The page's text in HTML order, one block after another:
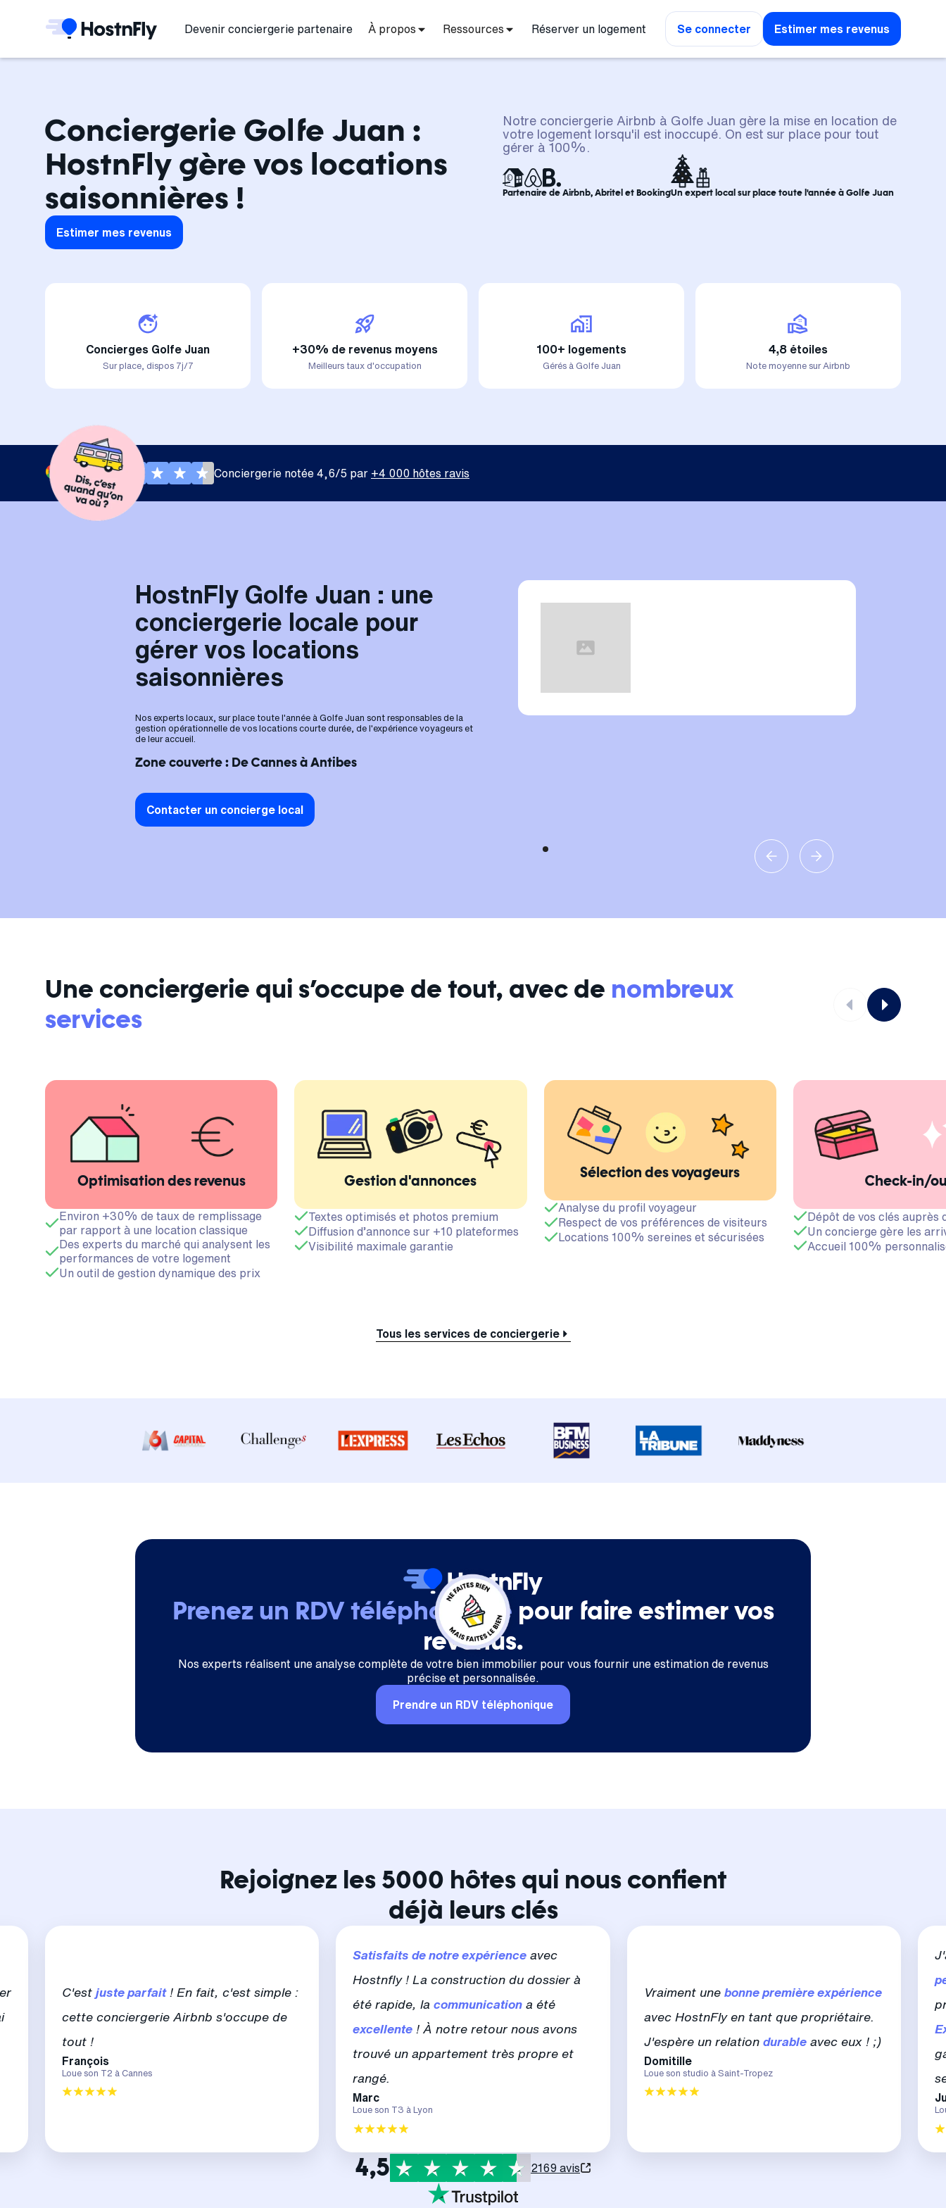
Devenir conciergerie partenaire À propos Ressources Réserver un logement Se connecter Estimer mes revenus
Conciergerie Golfe Juan :
HostnFly gère vos locations
saisonnières !
Estimer mes revenus
Notre conciergerie Airbnb à Golfe Juan gère la mise en location de
votre logement lorsqu'il est inoccupé. On est sur place pour tout
gérer à 100%.
Partenaire de Airbnb, Abritel et BookingUn expert local sur place toute l'année à Golfe Juan
Concierges Golfe Juan
Sur place, dispos 7j/7
+30% de revenus moyens
Meilleurs taux d'occupation
100+ logements
Gérés à Golfe Juan
4,8 étoiles
Note moyenne sur Airbnb
Conciergerie notée 4,6/5 par +4 000 hôtes ravis
HostnFly Golfe Juan : une
conciergerie locale pour
gérer vos locations
saisonnières
Nos experts locaux, sur place toute l'année à Golfe Juan sont responsables de la
gestion opérationnelle de vos locations courte durée, de l'expérience voyageurs et
de leur accueil.
Zone couverte : De Cannes à Antibes
Contacter un concierge local
Une conciergerie qui s’occupe de tout, avec de nombreux
services
Optimisation des revenus
Environ +30% de taux de remplissage
par rapport à une location classique
Des experts du marché qui analysent les
performances de votre logement
Un outil de gestion dynamique des prix
Gestion d'annonces
Textes optimisés et photos premium
Diffusion d’annonce sur +10 plateformes
Visibilité maximale garantie
Sélection des voyageurs
Analyse du profil voyageur
Respect de vos préférences de visiteurs
Locations 100% sereines et sécurisées
Check-in/
Dépôt de vos clés auprès
Un concierge gère les
Accueil 100%
Tous les services de conciergerie
Prenez un RDV téléphonique pour faire estimer vos
revenus.
Nos experts réalisent une analyse complète de votre bien immobilier pour vous fournir une estimation de revenus
précise et personnalisée.
Prendre un RDV téléphonique
Rejoignez les 5000 hôtes qui nous confient
déjà leurs clés
C'est juste parfait! En fait, c'est simple :
cette conciergerie Airbnb s'occupe de
tout !
François
Loue son T2 à Cannes
Satisfaits de notre expérience avec
Hostnfly ! La construction du dossier à
été rapide, lacommunication a été
excellente ! À notre retour nous avons
trouvé un appartement très propre et
rangé.
Marc
Loue son T3 à Lyon
Vraiment une bonne première expérience
avec HostnFly en tant que propriétaire.
J'espère un relation durableavec eux ! ;)
Domitille
Loue son studio à Saint-Tropez
4,5 2169 avis